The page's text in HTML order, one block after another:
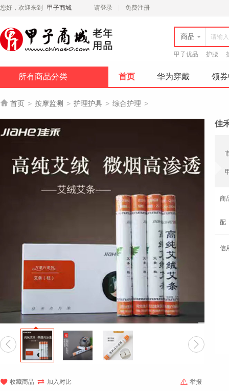
您好，欢迎来到 甲子商城 请登录 免费注册
商品
甲子优品 护腰
所有商品分类 首页 华为穿戴 领
 首页 > 按摩监测 > 护理护具 > 综合护理 >
 
 收藏商品  加入对比  举报
佳
商
信